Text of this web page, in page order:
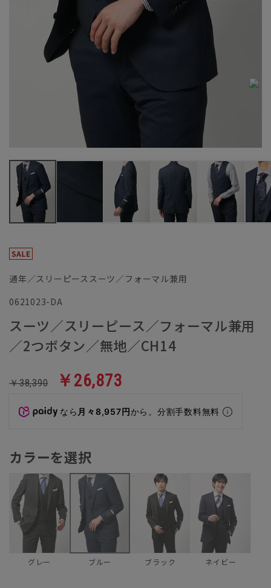
通年／スリーピーススーツ／フォーマル兼用
0621023-DA
スーツ／スリーピース／フォーマル兼用
／2つボタン／無地／CH14
￥38,390 ￥26,873
なら 月々8,957円から。分割手数料無料
カラーを選択
グレー ブルー ブラック ネイビー